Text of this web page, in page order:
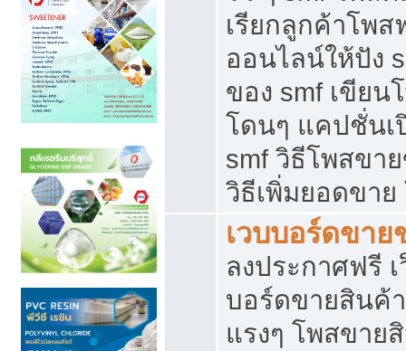
เรียกลูกค้าโพส
ออนไลน์ให้ปัง
ของ smf เขียน
โดนๆ แคปชั่นเ
smf วิธีโพสขา
วิธีเพิ่มยอดขาย
เวบบอร์ดขา
ลงประกาศฟรี
บอร์ดขายสินค้
แรงๆ โพสขาย